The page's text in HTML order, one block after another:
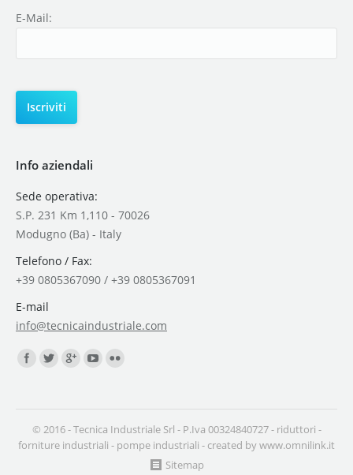
E-Mail:
Info aziendali
Sede operativa:
S.P. 231 Km 1,110 - 70026
Modugno (Ba) - Italy
Telefono / Fax:
+39 0805367090 / +39 0805367091
E-mail
info@tecnicaindustriale.com
Find us on:
© 2016 - Tecnica Industriale Srl - P.Iva 00324840727 - riduttori -
forniture industriali - pompe industriali - created bywww.omnilink.it
Sitemap